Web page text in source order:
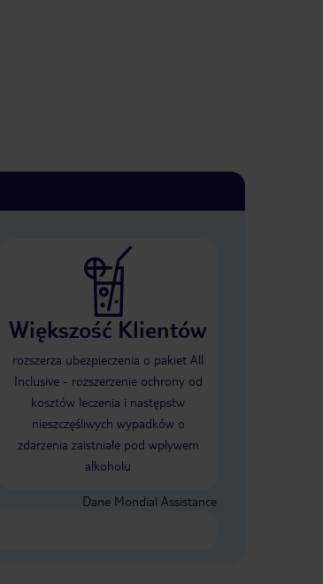
Większość Klientów
rozszerza ubezpieczenia o pakiet All
Inclusive - rozszerzenie ochrony od
kosztów leczenia i następstw
nieszczęśliwych wypadków o
zdarzenia zaistniałe pod wpływem
alkoholu
Dane Mondial Assistance